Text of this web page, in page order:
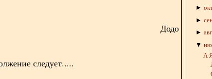
Додо
следует.....
►
►
►
▼
А